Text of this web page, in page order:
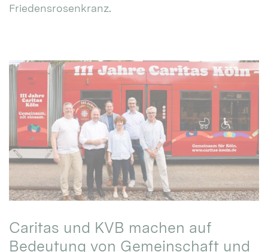
Friedensrosenkranz.
Caritas und KVB machen auf
Bedeutung von Gemeinschaft und